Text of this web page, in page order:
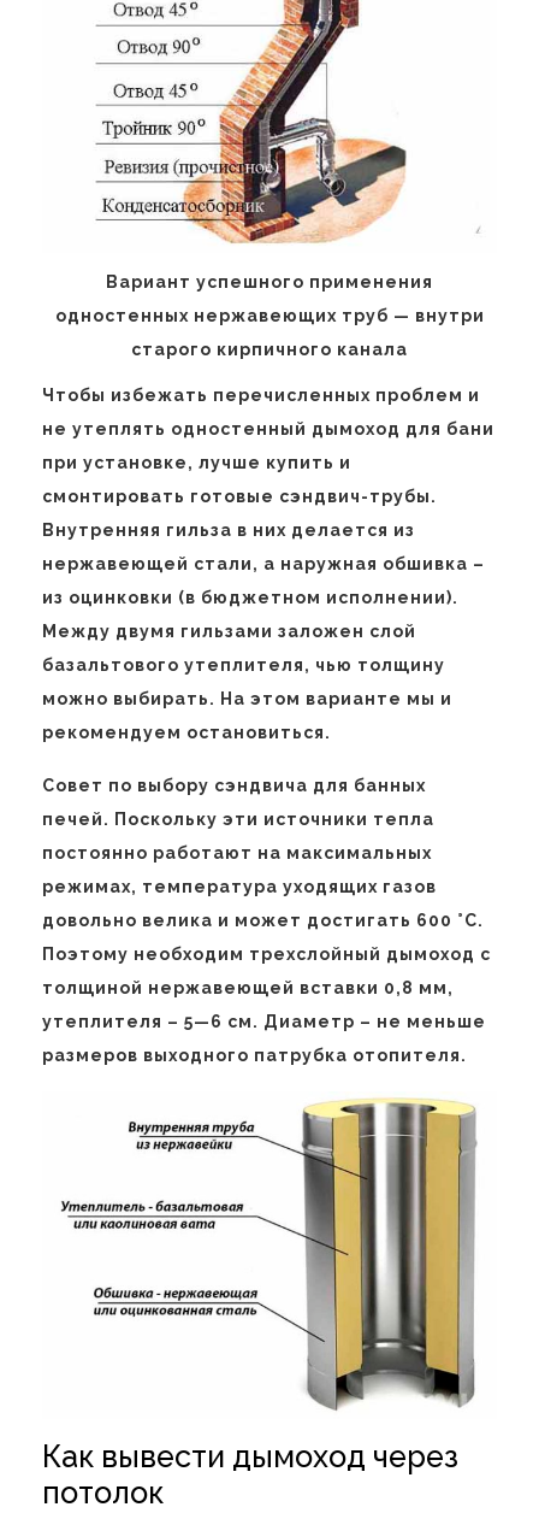
Вариант успешного применения
одностенных нержавеющих труб — внутри
старого кирпичного канала
Чтобы избежать перечисленных проблем и
не утеплять одностенный дымоход для бани
при установке, лучше купить и
смонтировать готовые сэндвич-трубы.
Внутренняя гильза в них делается из
нержавеющей стали, а наружная обшивка –
из оцинковки (в бюджетном исполнении).
Между двумя гильзами заложен слой
базальтового утеплителя, чью толщину
можно выбирать. На этом варианте мы и
рекомендуем остановиться.
Совет по выбору сэндвича для банных
печей. Поскольку эти источники тепла
постоянно работают на максимальных
режимах, температура уходящих газов
довольно велика и может достигать 600 °С.
Поэтому необходим трехслойный дымоход с
толщиной нержавеющей вставки 0,8 мм,
утеплителя – 5—6 см. Диаметр – не меньше
размеров выходного патрубка отопителя.
Как вывести дымоход через
потолок